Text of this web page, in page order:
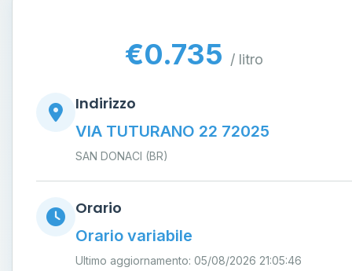
€0.735 / litro
Indirizzo
VIA TUTURANO 22 72025
SAN DONACI (BR)
Orario
Orario variabile
Ultimo aggiornamento: 05/08/2026 21:05:46